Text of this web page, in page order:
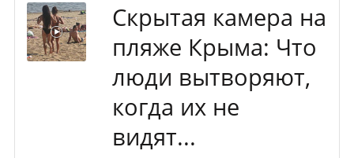
Скрытая камера на
пляже Крыма: Что
люди вытворяют,
когда их не
видят...